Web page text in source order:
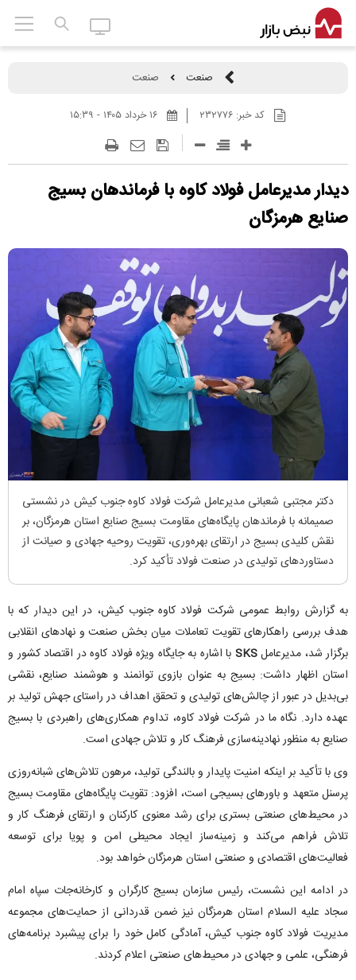
صنعت صنعت
کد خبر:۲۳۲۷۷۶ ۱۶ خرداد ۱۴۰۵ - ۱۵:۳۹
دیدار مدیرعامل فولاد کاوه با فرماندهان بسیج
صنایع هرمزگان
دکتر مجتبی شعبانی مدیرعامل شرکت فولاد کاوه جنوب کیش در نشستی
صمیمانه با فرماندهان پایگاه‌های مقاومت بسیج صنایع استان هرمزگان، بر
نقش کلیدی بسیج در ارتقای بهره‌وری، تقویت روحیه جهادی و صیانت از
دستاورد‌های تولیدی در صنعت فولاد تأکید کرد.
به گزارش روابط عمومی شرکت فولاد کاوه جنوب کیش، در این دیدار که با
هدف بررسی راهکارهای تقویت تعاملات میان بخش صنعت و نهادهای انقلابی
برگزار شد، مدیرعاملSKS با اشاره به جایگاه ویژه فولاد کاوه در اقتصاد کشور و
استان اظهار داشت: بسیج به عنوان بازوی توانمند و هوشمند صنایع، نقشی
بی‌بدیل در عبور از چالش‌های تولیدی و تحقق اهداف در راستای جهش تولید بر
عهده دارد. نگاه ما در شرکت فولاد کاوه، تداوم همکاری‌های راهبردی با بسیج
صنایع به منظور نهادینه‌سازی فرهنگ کار و تلاش جهادی است.
وی با تأکید بر اینکه امنیت پایدار و بالندگی تولید، مرهون تلاش‌های شبانه‌روزی
پرسنل متعهد و باورهای بسیجی است، افزود: تقویت پایگاه‌های مقاومت بسیج
در محیط‌های صنعتی بستری برای رشد معنوی کارکنان و ارتقای فرهنگ کار و
تلاش فراهم می‌کند و زمینه‌ساز ایجاد محیطی امن و پویا برای توسعه
فعالیت‌های اقتصادی و صنعتی استان هرمزگان خواهد بود.
در ادامه این نشست، رئیس سازمان بسیج کارگران و کارخانه‌جات سپاه امام
سجاد علیه السلام استان هرمزگان نیز ضمن قدردانی از حمایت‌های مجموعه
مدیریت فولاد کاوه جنوب کیش، آمادگی کامل خود را برای پیشبرد برنامه‌های
فرهنگی، علمی و جهادی در محیط‌های صنعتی اعلام کردند.